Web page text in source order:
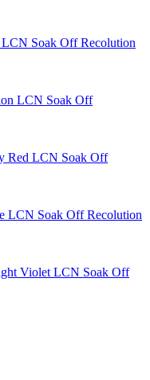
LCN Soak Off Recolution
LCN Soak Off
LCN Soak Off
LCN Soak Off Recolution
LCN Soak Off